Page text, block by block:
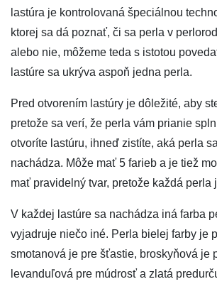
lastúra je kontrolovaná špeciálnou
ktorej sa dá poznať, či sa perla v
alebo nie, môžeme teda s istotou
lastúre sa ukrýva aspoň jedna perla.
Pred otvorením lastúry je dôležité, aby
pretože sa verí, že perla vám prianie
otvoríte lastúru, ihneď zistíte, aká perla
nachádza. Môže mať 5 farieb a je tiež
mať pravidelný tvar, pretože každá perla
V každej lastúre sa nachádza iná farba
vyjadruje niečo iné. Perla bielej farby je
smotanová je pre šťastie, broskyňová je
levanduľová pre múdrosť a zlatá